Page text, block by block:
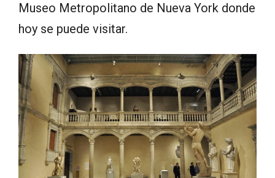
Museo Metropolitano de Nueva York donde
hoy se puede visitar.